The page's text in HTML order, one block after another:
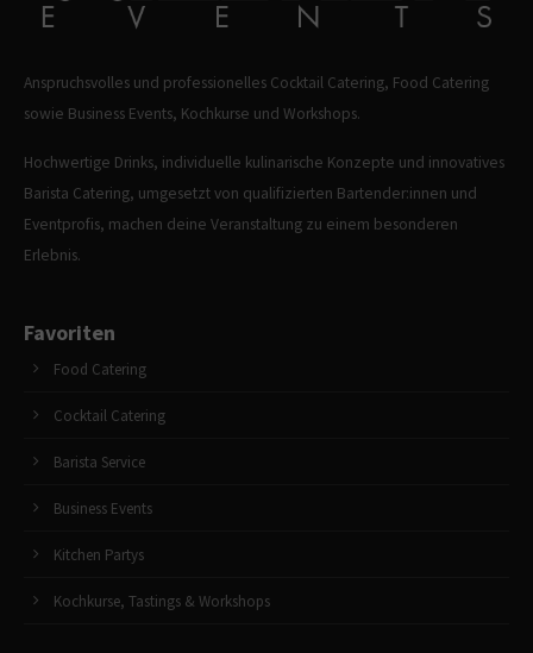
Anspruchsvolles und professionelles Cocktail Catering, Food Catering
sowie Business Events, Kochkurse und Workshops.
Hochwertige Drinks, individuelle kulinarische Konzepte und innovatives
Barista Catering, umgesetzt von qualifizierten Bartender:innen und
Eventprofis, machen deine Veranstaltung zu einem besonderen
Erlebnis.
Favoriten
Food Catering
Cocktail Catering
Barista Service
Business Events
Kitchen Partys
Kochkurse, Tastings & Workshops